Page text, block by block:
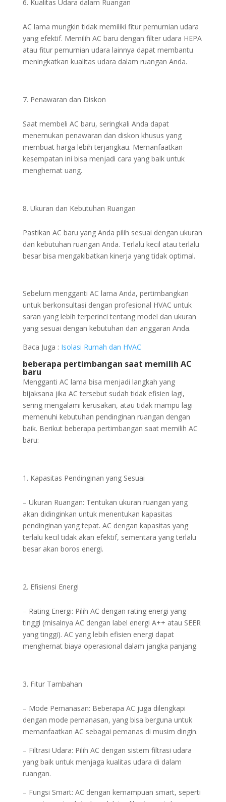
Kualitas Udara dalam Ruangan
AC lama mungkin tidak memiliki fitur pemurnian udara
yang efektif. Memilih AC baru dengan filter udara HEPA
atau fitur pemurnian udara lainnya dapat membantu
meningkatkan kualitas udara dalam ruangan Anda.
Penawaran dan Diskon
Saat membeli AC baru, seringkali Anda dapat
menemukan penawaran dan diskon khusus yang
membuat harga lebih terjangkau. Memanfaatkan
kesempatan ini bisa menjadi cara yang baik untuk
menghemat uang.
Ukuran dan Kebutuhan Ruangan
Pastikan AC baru yang Anda pilih sesuai dengan ukuran
dan kebutuhan ruangan Anda. Terlalu kecil atau terlalu
besar bisa mengakibatkan kinerja yang tidak optimal.
Sebelum mengganti AC lama Anda, pertimbangkan
untuk berkonsultasi dengan profesional HVAC untuk
saran yang lebih terperinci tentang model dan ukuran
yang sesuai dengan kebutuhan dan anggaran Anda.
Baca Juga : Isolasi Rumah dan HVAC
beberapa pertimbangan saat memilih AC
baru
Mengganti AC lama bisa menjadi langkah yang
bijaksana jika AC tersebut sudah tidak efisien lagi,
sering mengalami kerusakan, atau tidak mampu lagi
memenuhi kebutuhan pendinginan ruangan dengan
baik. Berikut beberapa pertimbangan saat memilih AC
baru:
Kapasitas Pendinginan yang Sesuai
– Ukuran Ruangan: Tentukan ukuran ruangan yang
akan didinginkan untuk menentukan kapasitas
pendinginan yang tepat. AC dengan kapasitas yang
terlalu kecil tidak akan efektif, sementara yang terlalu
besar akan boros energi.
Efisiensi Energi
– Rating Energi: Pilih AC dengan rating energi yang
tinggi (misalnya AC dengan label energi A++ atau SEER
yang tinggi). AC yang lebih efisien energi dapat
menghemat biaya operasional dalam jangka panjang.
Fitur Tambahan
– Mode Pemanasan: Beberapa AC juga dilengkapi
dengan mode pemanasan, yang bisa berguna untuk
memanfaatkan AC sebagai pemanas di musim dingin.
– Filtrasi Udara: Pilih AC dengan sistem filtrasi udara
yang baik untuk menjaga kualitas udara di dalam
ruangan.
– Fungsi Smart: AC dengan kemampuan smart, seperti